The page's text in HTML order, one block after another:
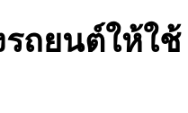
ถยนต์ให้ใช้